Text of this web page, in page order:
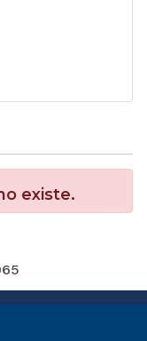
existe.